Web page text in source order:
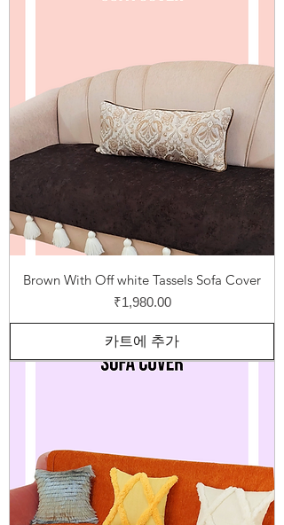
Brown With Off white Tassels Sofa Cover
가격
₹1,980.00
카트에 추가